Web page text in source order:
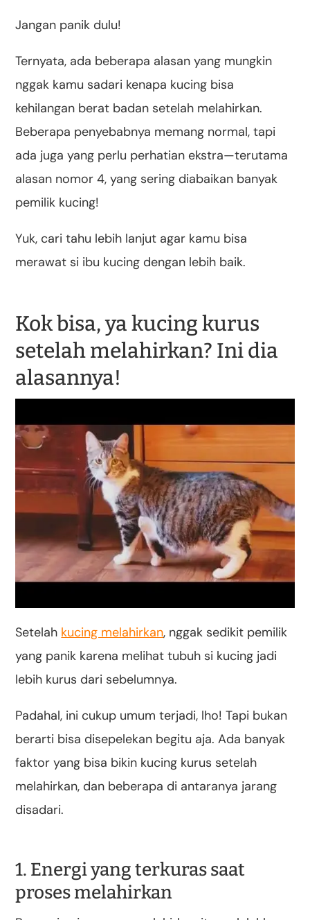
Jangan panik dulu!
Ternyata, ada beberapa alasan yang mungkin
nggak kamu sadari kenapa kucing bisa
kehilangan berat badan setelah melahirkan.
Beberapa penyebabnya memang normal, tapi
ada juga yang perlu perhatian ekstra—terutama
alasan nomor 4, yang sering diabaikan banyak
pemilik kucing!
Yuk, cari tahu lebih lanjut agar kamu bisa
merawat si ibu kucing dengan lebih baik.
Kok bisa, ya kucing kurus
setelah melahirkan? Ini dia
alasannya!
Setelah kucing melahirkan, nggak sedikit pemilik
yang panik karena melihat tubuh si kucing jadi
lebih kurus dari sebelumnya.
Padahal, ini cukup umum terjadi, lho! Tapi bukan
berarti bisa disepelekan begitu aja. Ada banyak
faktor yang bisa bikin kucing kurus setelah
melahirkan, dan beberapa di antaranya jarang
disadari.
1. Energi yang terkuras saat
proses melahirkan